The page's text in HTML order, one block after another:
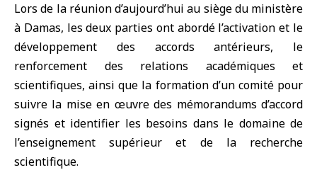
Lors de la réunion d’aujourd’hui au siège du ministère
à Damas, les deux parties ont abordé l’activation et le
développement des accords antérieurs, le
renforcement des relations académiques et
scientifiques, ainsi que la formation d’un comité pour
suivre la mise en œuvre des mémorandums d’accord
signés et identifier les besoins dans le domaine de
l’enseignement supérieur et de la recherche
scientifique.